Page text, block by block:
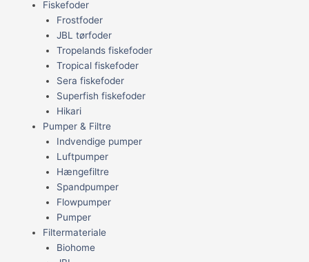
Fiskefoder
Frostfoder
JBL tørfoder
Tropelands fiskefoder
Tropical fiskefoder
Sera fiskefoder
Superfish fiskefoder
Hikari
Pumper & Filtre
Indvendige pumper
Luftpumper
Hængefiltre
Spandpumper
Flowpumper
Pumper
Filtermateriale
Biohome